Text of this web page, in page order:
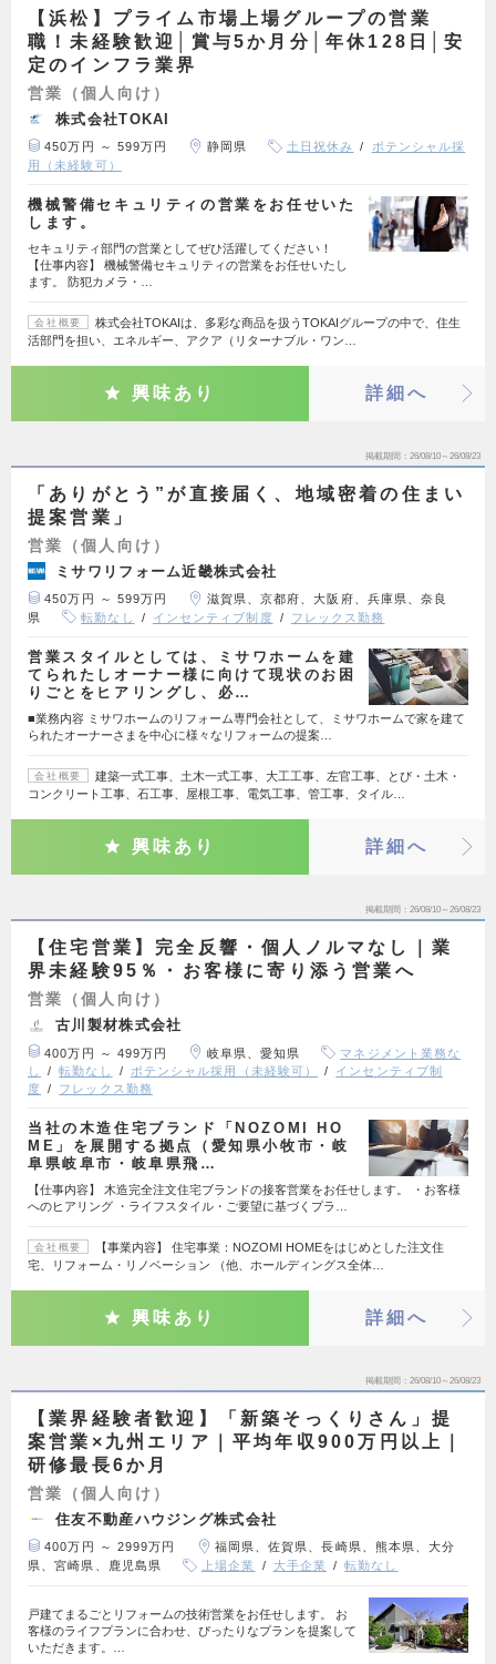
【浜松】プライム市場上場グループの営業
職！未経験歓迎│賞与5か月分│年休128日│安
定のインフラ業界
営業（個人向け）
株式会社TOKAI
450万円 ～ 599万円 静岡県 土日祝休み
ポテンシャル採
用（未経験可）
機械警備セキュリティの営業をお任せいた
します。
セキュリティ部門の営業としてぜひ活躍してください！
【仕事内容】 機械警備セキュリティの営業をお任せいたし
ます。 防犯カメラ・…
会社概要
株式会社TOKAIは、多彩な商品を扱うTOKAIグループの中で、住生
活部門を担い、エネルギー、アクア（リターナブル・ワン…
興味あり 詳細へ
掲載期間 26/08/10～26/08/23
「ありがとう”が直接届く、地域密着の住まい
提案営業」
営業（個人向け）
ミサワリフォーム近畿株式会社
450万円 ～ 599万円
滋賀県、京都府、大阪府、兵庫県、奈良
県
転勤なし インセンティブ制度 フレックス勤務
営業スタイルとしては、ミサワホームを建
てられたしオーナー様に向けて現状のお困
りごとをヒアリングし、必…
■業務内容 ミサワホームのリフォーム専門会社として、ミサワホームで家を建て
られたオーナーさまを中心に様々なリフォームの提案…
会社概要
建築一式工事、土木一式工事、大工工事、左官工事、とび・土木・
コンクリート工事、石工事、屋根工事、電気工事、管工事、タイル…
興味あり 詳細へ
掲載期間 26/08/10～26/08/23
【住宅営業】完全反響・個人ノルマなし｜業
界未経験95％・お客様に寄り添う営業へ
営業（個人向け）
古川製材株式会社
400万円 ～ 499万円 岐阜県、愛知県
マネジメント業務な
し
転勤なし ポテンシャル採用（未経験可）
インセンティブ制
度
フレックス勤務
当社の木造住宅ブランド「NOZOMI HO
ME」を展開する拠点（愛知県小牧市・岐
阜県岐阜市・岐阜県飛…
【仕事内容】 木造完全注文住宅ブランドの接客営業をお任せします。 ・お客様
へのヒアリング ・ライフスタイル・ご要望に基づくプラ…
会社概要
【事業内容】 住宅事業：NOZOMI HOMEをはじめとした注文住
宅、リフォーム・リノベーション （他、ホールディングス全体…
興味あり 詳細へ
掲載期間 26/08/10～26/08/23
【業界経験者歓迎】「新築そっくりさん」提
案営業×九州エリア｜平均年収900万円以上｜
研修最長6か月
営業（個人向け）
住友不動産ハウジング株式会社
400万円 ～ 2999万円
福岡県、佐賀県、長崎県、熊本県、大分
県、宮崎県、鹿児島県
上場企業 大手企業 転勤なし
戸建てまるごとリフォームの技術営業をお任せします。 お
客様のライフプランに合わせ、ぴったりなプランを提案して
いただきます。…